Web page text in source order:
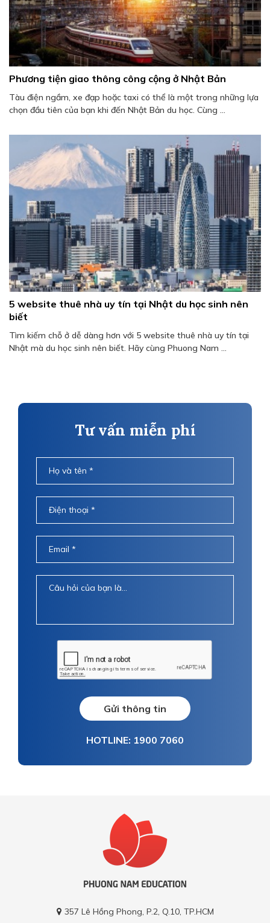
Phương tiện giao thông công cộng ở Nhật Bản
Tàu điện ngầm, xe đạp hoặc taxi có thể là một trong những lựa
chọn đầu tiên của bạn khi đến Nhật Bản du học. Cùng ...
5 website thuê nhà uy tín tại Nhật du học sinh nên
biết
Tìm kiếm chỗ ở dễ dàng hơn với 5 website thuê nhà uy tín tại
Nhật mà du học sinh nên biết. Hãy cùng Phuong Nam ...
Tư vấn miễn phí
Gửi thông tin
HOTLINE: 1900 7060
357 Lê Hồng Phong, P.2, Q.10, TP.HCM